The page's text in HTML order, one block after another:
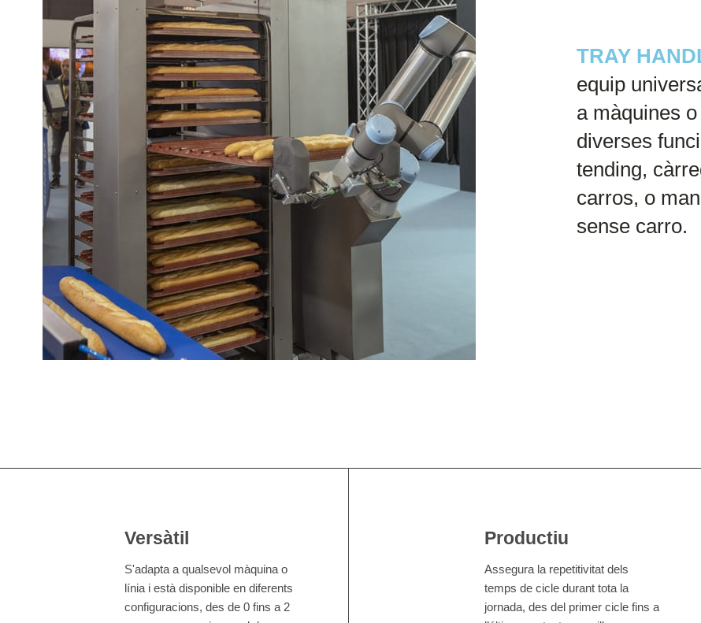
TRAY
equip
a màquines
diverses
tending,
carros, o
sense carro.
Versàtil
S'adapta a qualsevol màquina o
línia i està disponible en diferents
configuracions, des de 0 fins a 2
Productiu
Assegura la repetitivitat dels
temps de cicle durant tota la
jornada, des del primer cicle fins a